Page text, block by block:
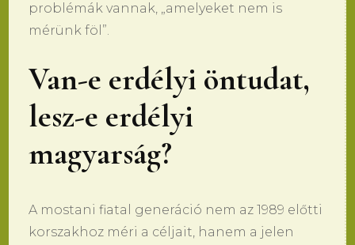
problémák vannak, „amelyeket nem is
mérünk föl”.
Van-e erdélyi öntudat,
lesz-e erdélyi
magyarság?
A mostani fiatal generáció nem az 1989 előtti
korszakhoz méri a céljait, hanem a jelen